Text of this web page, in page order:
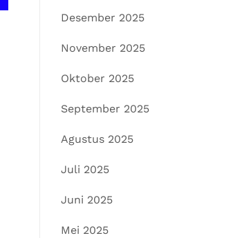
Desember 2025
November 2025
Oktober 2025
September 2025
Agustus 2025
Juli 2025
Juni 2025
Mei 2025